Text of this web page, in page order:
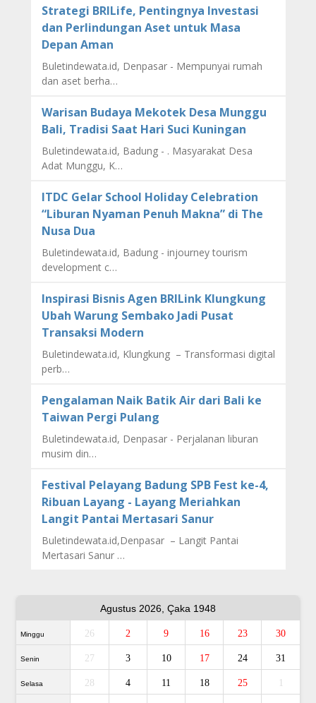
Strategi BRILife, Pentingnya Investasi
dan Perlindungan Aset untuk Masa
Depan Aman
Buletindewata.id, Denpasar - Mempunyai rumah
dan aset berha…
Warisan Budaya Mekotek Desa Munggu
Bali, Tradisi Saat Hari Suci Kuningan
Buletindewata.id, Badung - . Masyarakat Desa
Adat Munggu, K…
ITDC Gelar School Holiday Celebration
“Liburan Nyaman Penuh Makna” di The
Nusa Dua
Buletindewata.id, Badung - injourney tourism
development c…
Inspirasi Bisnis Agen BRILink Klungkung
Ubah Warung Sembako Jadi Pusat
Transaksi Modern
Buletindewata.id, Klungkung – Transformasi digital
perb…
Pengalaman Naik Batik Air dari Bali ke
Taiwan Pergi Pulang
Buletindewata.id, Denpasar - Perjalanan liburan
musim din…
Festival Pelayang Badung SPB Fest ke-4,
Ribuan Layang - Layang Meriahkan
Langit Pantai Mertasari Sanur
Buletindewata.id,Denpasar – Langit Pantai
Mertasari Sanur …
Agustus 2026, Çaka 1948
Minggu 26 2 9 16 23 30
Senin 27 3 10 17 24 31
Selasa 28 4 11 18 25